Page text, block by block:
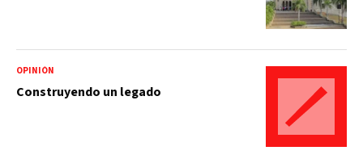
OPINIÓN
Construyendo un legado